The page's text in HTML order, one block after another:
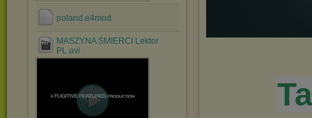
poland.e4mod
MASZYNA ŚMIERCI Lektor
PL.avi